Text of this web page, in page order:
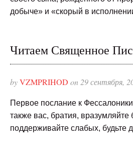
добыче» и «скорый в
Читаем Священное
byVZMPRIHOD on 29 сентября,
Первое послание к
также вас, братия,
поддерживайте слабых, будьте